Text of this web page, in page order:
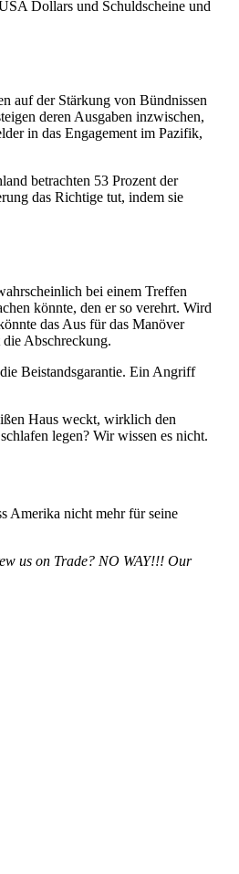
Dollars und Schuld­scheine und
auf der Stärkung von Bündnissen
deren Ausgaben inzwi­schen,
in das Engagement im Pazifik,
betrachten 53 Prozent der
das Richtige tut, indem sie
bei einem Treffen
könnte, den er so verehrt. Wird
das Aus für das Manöver
Abschreckung.
Beistands­ga­rantie. Ein Angriff
Haus weckt, wirklich den
legen? Wir wissen es nicht.
Amerika nicht mehr für seine
us on Trade? NO WAY!!! Our